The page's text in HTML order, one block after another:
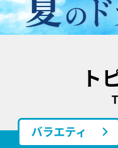
ト
バラエティ